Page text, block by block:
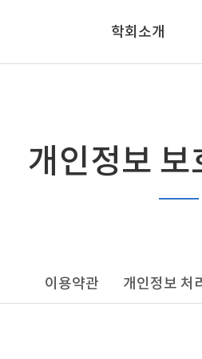
학회소개
개인정보 보
이용약관 개인정보 처